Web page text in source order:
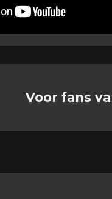
Voor fans